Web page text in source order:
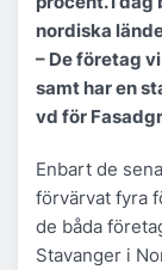
nordiska
– De företag
samt har en
vd för
Enbart de
förvärvat fyra
de båda
Stavanger i